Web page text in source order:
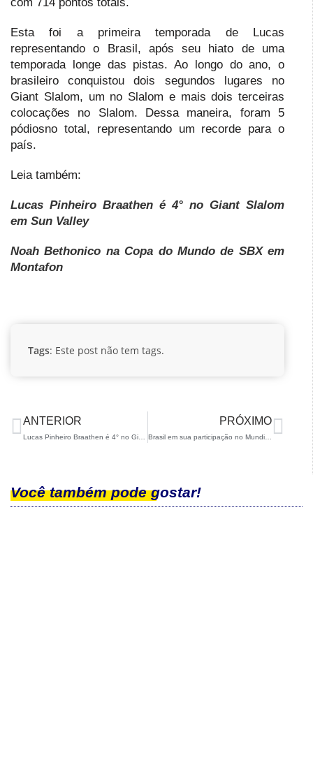
com 714 pontos totais.
Esta foi a primeira temporada de Lucas
representando o Brasil, após seu hiato de uma
temporada longe das pistas. Ao longo do ano, o
brasileiro conquistou dois segundos lugares no
Giant Slalom, um no Slalom e mais dois terceiras
colocações no Slalom. Dessa maneira, foram 5
pódiosno total, representando um recorde para o
país.
Leia também:
Lucas Pinheiro Braathen é 4° no Giant Slalom
em Sun Valley
Noah Bethonico na Copa do Mundo de SBX em
Montafon
Tags: Este post não tem tags.
ANTERIOR
Lucas Pinheiro Braathen é 4° no Giant Slalom em Sun Valley
PRÓXIMO
Brasil em sua participação no Mundial de Snowboard de 2025
Você também pode gostar!